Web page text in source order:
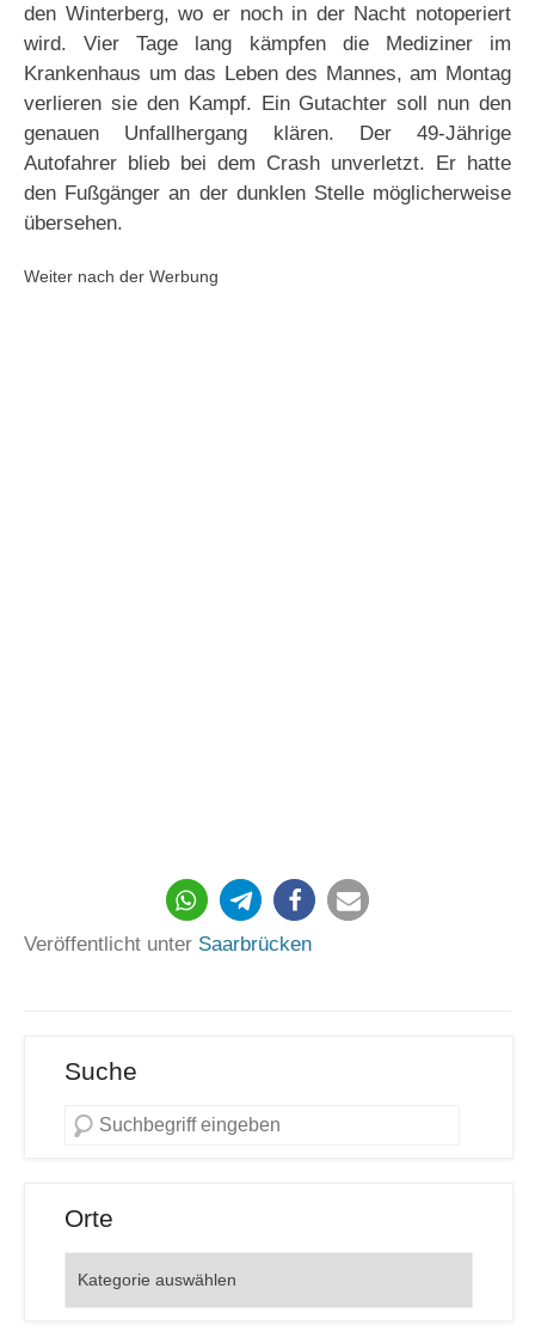
den Winterberg, wo er noch in der Nacht notoperiert
wird. Vier Tage lang kämpfen die Mediziner im
Krankenhaus um das Leben des Mannes, am Montag
verlieren sie den Kampf. Ein Gutachter soll nun den
genauen Unfallhergang klären. Der 49-Jährige
Autofahrer blieb bei dem Crash unverletzt. Er hatte
den Fußgänger an der dunklen Stelle möglicherweise
übersehen.
Weiter nach der Werbung
Veröffentlicht unter Saarbrücken
Suche
Orte